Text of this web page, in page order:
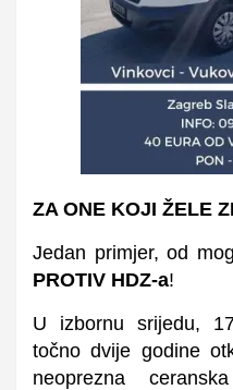
ZA ONE KOJI ŽELE
Jedan primjer, od
PROTIV HDZ-a!
U izbornu srijedu,
točno dvije godine
neoprezna